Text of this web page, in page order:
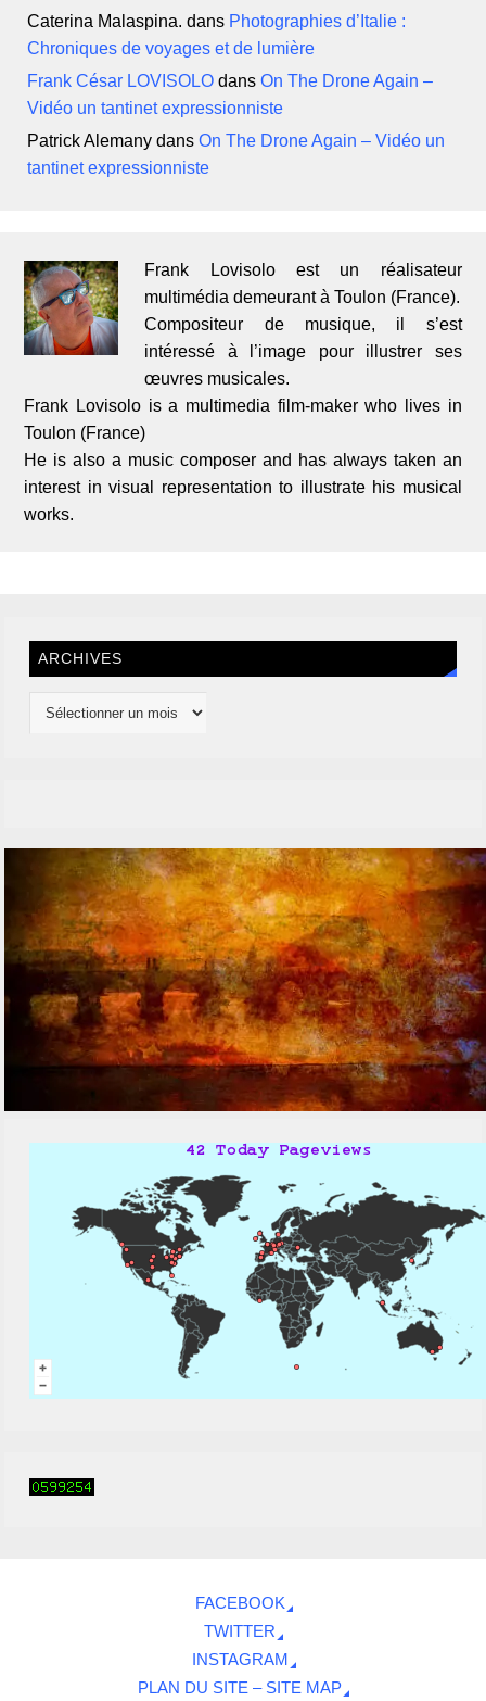
Caterina Malaspina. dans Photographies d’Italie :
Chroniques de voyages et de lumière
Frank César LOVISOLO dansOn The Drone Again –
Vidéo un tantinet expressionniste
Patrick Alemany dansOn The Drone Again – Vidéo un
tantinet expressionniste
Frank Lovisolo est un réalisateur
multimédia demeurant à Toulon (France).
Compositeur de musique, il s’est
intéressé à l’image pour illustrer ses
œuvres musicales.
Frank Lovisolo is a multimedia film-maker who lives in
Toulon (France)
He is also a music composer and has always taken an
interest in visual representation to illustrate his musical
works.
ARCHIVES
FACEBOOK
TWITTER
INSTAGRAM
PLAN DU SITE – SITE MAP